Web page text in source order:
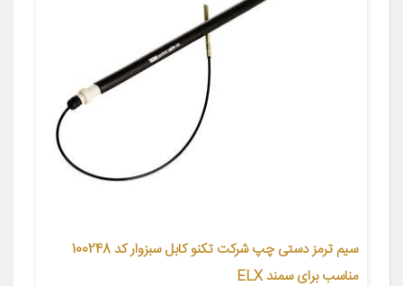
سیم ترمز دستی چپ شرکت تکنو کابل سبزوار کد 100248
مناسب برای سمند ELX